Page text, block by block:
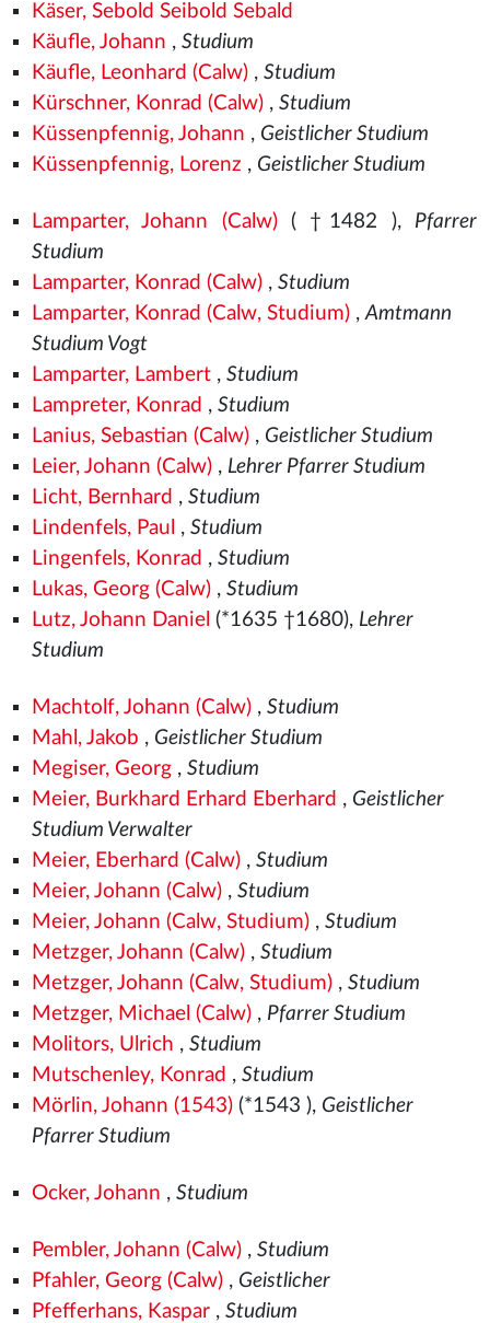
Käser, Sebold Seibold Sebald
Käufle, Johann , Studium
Käufle, Leonhard (Calw), Studium
Kürschner, Konrad (Calw), Studium
Küssenpfennig, Johann , Geistlicher Studium
Küssenpfennig, Lorenz , Geistlicher Studium
Lamparter, Johann (Calw)( †1482 ), Pfarrer
Studium
Lamparter, Konrad (Calw), Studium
Lamparter, Konrad (Calw, Studium),Amtmann
Studium Vogt
Lamparter, Lambert, Studium
Lampreter, Konrad , Studium
Lanius, Sebastian (Calw), Geistlicher Studium
Leier, Johann (Calw), Lehrer Pfarrer Studium
Licht, Bernhard , Studium
Lindenfels, Paul , Studium
Lingenfels, Konrad , Studium
Lukas, Georg (Calw), Studium
Lutz, Johann Daniel (*1635 †1680), Lehrer
Studium
Machtolf, Johann (Calw), Studium
Mahl, Jakob , Geistlicher Studium
Megiser, Georg, Studium
Meier, Burkhard Erhard Eberhard , Geistlicher
Studium Verwalter
Meier, Eberhard (Calw), Studium
Meier, Johann (Calw), Studium
Meier, Johann (Calw, Studium), Studium
Metzger, Johann (Calw), Studium
Metzger, Johann (Calw, Studium), Studium
Metzger, Michael (Calw), Pfarrer Studium
Molitors, Ulrich , Studium
Mutschenley, Konrad , Studium
Mörlin, Johann (1543)(*1543 ), Geistlicher
Pfarrer Studium
Ocker, Johann , Studium
Pembler, Johann (Calw), Studium
Pfahler, Georg (Calw), Geistlicher
Pfefferhans, Kaspar, Studium